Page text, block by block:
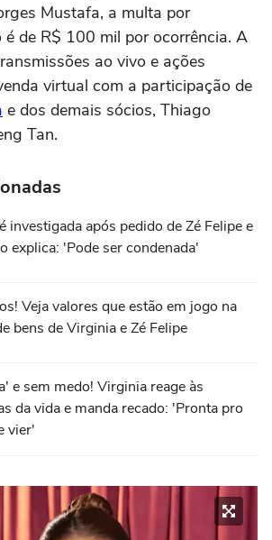
Mustafa, a multa por
é de R$ 100 mil por ocorrência. A
ao vivo e ações
virtual com a participação de
e dos demais sócios, Thiago
Tan.
investigada após pedido de Zé Felipe e
explica: 'Pode ser condenada'
Veja valores que estão em jogo na
bens de Virginia e Zé Felipe
e sem medo! Virginia reage às
da vida e manda recado: 'Pronta pro
vier'